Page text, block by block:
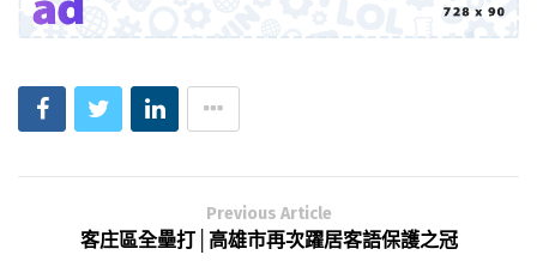
Previous Article
客庄區全壘打│高雄市再次躍居客語保護之冠